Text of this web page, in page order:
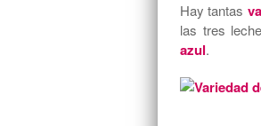
Hay tantas
las tres
azul.